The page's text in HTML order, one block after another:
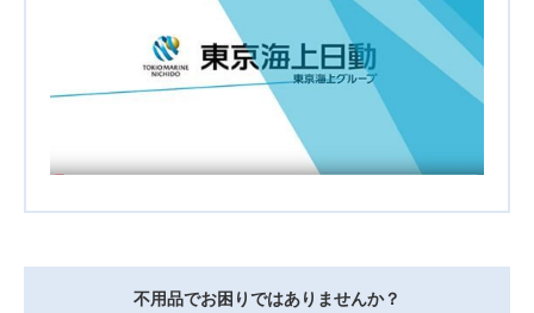
不用品でお困りではありませんか？